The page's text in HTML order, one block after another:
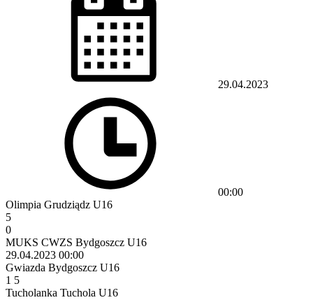
29.04.2023
00:00
Olimpia Grudziądz U16
5
0
MUKS CWZS Bydgoszcz U16
29.04.2023 00:00
Gwiazda Bydgoszcz U16
1 5
Tucholanka Tuchola U16